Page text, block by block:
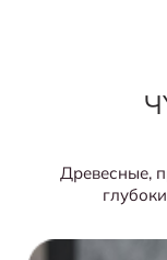
Древесные,